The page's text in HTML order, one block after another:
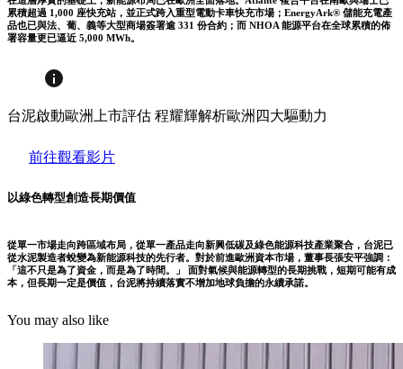
累積超過 1,000 座快充站，並正式跨入重型電動卡車快充市場；EnergyArk® 儲能充電產
品也已與法、葡、義等大型商場簽署逾 331 份合約；而 NHOA 能源平台在全球累積的佈
署容量更已逼近 5,000 MWh。
台泥啟動歐洲上市評估 程耀輝解析歐洲四大驅動力
前往觀看影片
以綠色轉型創造長期價值
從單一市場走向跨區域布局，從單一產品走向新興低碳及綠色能源科技產業聚合，台泥已
從水泥製造者蛻變為新能源科技的先行者。對於前進歐洲資本市場，董事長張安平強調：
「這不只是為了資金，而是為了時間。」 面對氣候與能源轉型的長期挑戰，短期可能有成
本，但長期一定是價值，台泥將持續落實不增加地球負擔的永續承諾。
You may also like